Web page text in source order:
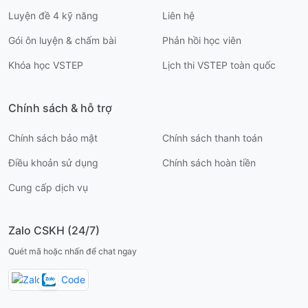
Luyện đề 4 kỹ năng
Gói ôn luyện & chấm bài
Khóa học VSTEP
Liên hệ
Phản hồi học viên
Lịch thi VSTEP toàn quốc
Chính sách & hỗ trợ
Chính sách bảo mật
Điều khoản sử dụng
Cung cấp dịch vụ
Chính sách thanh toán
Chính sách hoàn tiền
Zalo CSKH (24/7)
Quét mã hoặc nhấn để chat ngay